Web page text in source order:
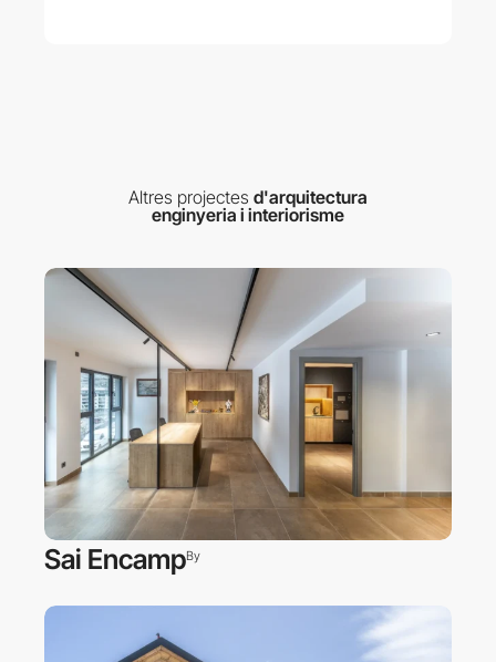
Altres projectes d'arquitectura
enginyeria i interiorisme
Sai EncampBy